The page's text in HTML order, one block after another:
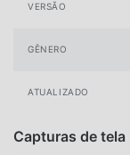
VERSÃO
GÊNERO
ATUALIZADO
Capturas de tela